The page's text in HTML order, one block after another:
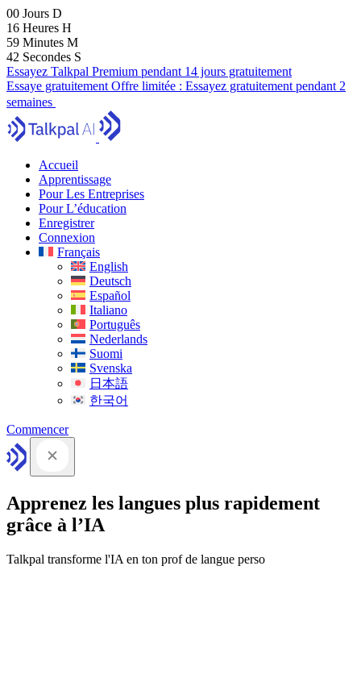
00 Jours D
16 Heures H
59 Minutes M
41 Secondes S
Essayez Talkpal Premium pendant 14 jours gratuitement
Essaye gratuitement Offre limitée : Essayez gratuitement pendant 2
semaines
Accueil
Apprentissage
Pour Les Entreprises
Pour L’éducation
Enregistrer
Connexion
Français
English
Deutsch
Español
Italiano
Português
Nederlands
Suomi
Svenska
日本語
한국어
Commencer
Apprenez les langues plus rapidement
grâce à l’IA
Talkpal transforme l'IA en ton prof de langue perso